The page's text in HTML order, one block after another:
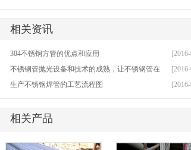
相关资讯
304不锈钢方管的优点和应用
不锈钢管抛光设备和技术的成熟，让不锈钢管在
生产不锈钢焊管的工艺流程图
相关产品